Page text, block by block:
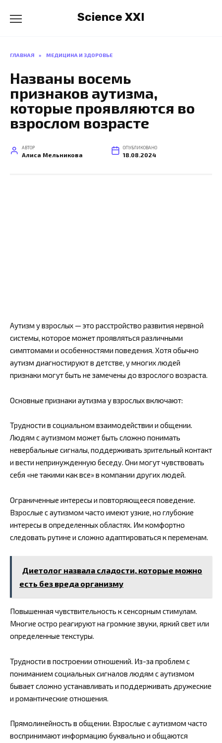
содержанию
Science XXI
ГЛАВНАЯ » МЕДИЦИНА И ЗДОРОВЬЕ
Названы восемь
признаков аутизма,
которые проявляются во
взрослом возрасте
АВТОР
Алиса Мельникова
ОПУБЛИКОВАНО
18.08.2024
Аутизм у взрослых — это расстройство развития нервной
системы, которое может проявляться различными
симптомами и особенностями поведения. Хотя обычно
аутизм диагностируют в детстве, у многих людей
признаки могут быть не замечены до взрослого возраста.
Основные признаки аутизма у взрослых включают:
Трудности в социальном взаимодействии и общении.
Людям с аутизмом может быть сложно понимать
невербальные сигналы, поддерживать зрительный контакт
и вести непринужденную беседу. Они могут чувствовать
себя «не такими как все» в компании других людей.
Ограниченные интересы и повторяющееся поведение.
Взрослые с аутизмом часто имеют узкие, но глубокие
интересы в определенных областях. Им комфортно
следовать рутине и сложно адаптироваться к переменам.
Диетолог назвала сладости, которые можно
есть без вреда организму
Повышенная чувствительность к сенсорным стимулам.
Многие остро реагируют на громкие звуки, яркий свет или
определенные текстуры.
Трудности в построении отношений. Из-за проблем с
пониманием социальных сигналов людям с аутизмом
бывает сложно устанавливать и поддерживать дружеские
и романтические отношения.
Прямолинейность в общении. Взрослые с аутизмом часто
воспринимают информацию буквально и общаются